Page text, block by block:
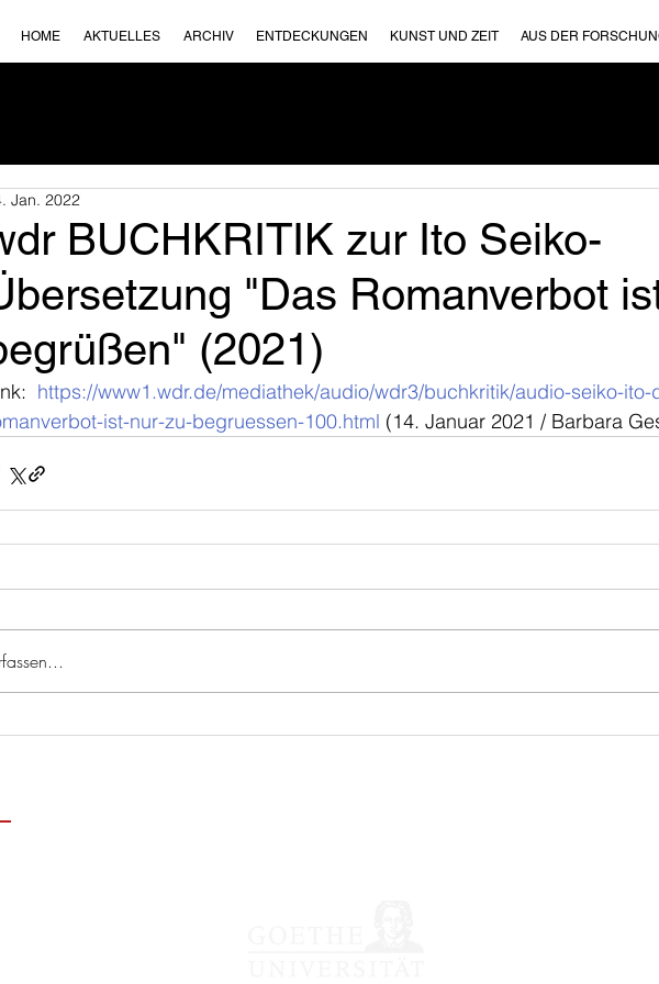
HOME AKTUELLES ARCHIV ENTDECKUNGEN KUNST UND ZEIT AUS DER
BUCHKRITIK zur Ito Seiko-
"Das Romanverbot
(2021)
Jan. 2022
https://www1.wdr.de/mediathek/audio/wdr3/buchkritik/audio-seiko-ito-
ist-nur-zu-begruessen-100.html (14. Januar 2021 / Barbara